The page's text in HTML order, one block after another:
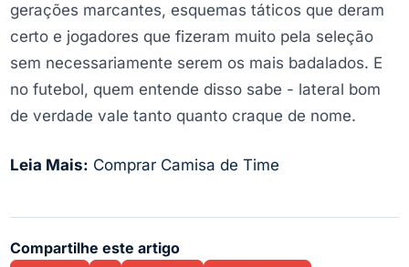
gerações marcantes, esquemas táticos que deram
certo e jogadores que fizeram muito pela seleção
sem necessariamente serem os mais badalados. E
no futebol, quem entende disso sabe - lateral bom
de verdade vale tanto quanto craque de nome.
Leia Mais: Comprar Camisa de Time
Compartilhe este artigo